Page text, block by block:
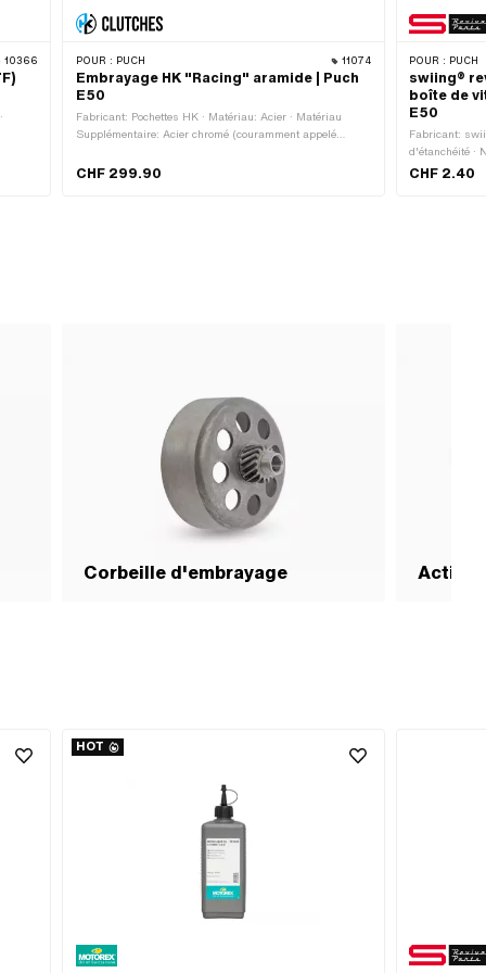
10366 POUR : PUCH 11074
Embrayage HK "Racing" aramide | Puch
E50
Fabricant: Pochettes HK · Matériau: Acier · Matériau
Supplémentaire: Acier chromé (couramment appelé
de mâchoires: 3 pcs · Nombre de ressorts: 3 pcs · Champ
CHF 299.90
POUR : PUCH
swiing®
boîte de
E50
Fabricant:
d'étanchéité ·
couleur sable
CHF 2.40
Corbeille d'embrayage
HOT